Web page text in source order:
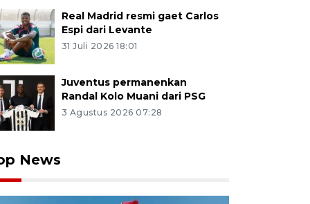
Real Madrid resmi gaet Carlos
Espi dari Levante
31 Juli 2026 18:01
Juventus permanenkan
Randal Kolo Muani dari PSG
3 Agustus 2026 07:28
News